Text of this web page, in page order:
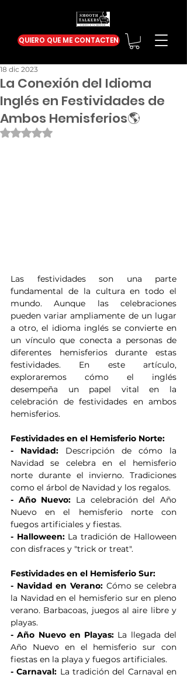
QUIERO QUE ME CONTACTEN
La Conexión del Idioma
Inglés en Festividades de
Ambos Hemisferios🌎
18 dic 2023
Obtuvo NaN de 5 estrellas.
Las festividades son una parte
fundamental de la cultura en todo el
mundo. Aunque las celebraciones
pueden variar ampliamente de un lugar
a otro, el idioma inglés se convierte en
un vínculo que conecta a personas de
diferentes hemisferios durante estas
festividades. En este artículo,
exploraremos cómo el inglés
desempeña un papel vital en la
celebración de festividades en ambos
hemisferios.
Festividades en el Hemisferio Norte:
- Navidad: Descripción de cómo la
Navidad se celebra en el hemisferio
norte durante el invierno. Tradiciones
como el árbol de Navidad y los regalos.
- Año Nuevo: La celebración del Año
Nuevo en el hemisferio norte con
fuegos artificiales y fiestas.
- Halloween: La tradición de Halloween
con disfraces y "trick or treat".
Festividades en el Hemisferio Sur:
- Navidad en Verano: Cómo se celebra
la Navidad en el hemisferio sur en pleno
verano. Barbacoas, juegos al aire libre y
playas.
- Año Nuevo en Playas: La llegada del
Año Nuevo en el hemisferio sur con
fiestas en la playa y fuegos artificiales.
- Carnaval: La tradición del Carnaval en